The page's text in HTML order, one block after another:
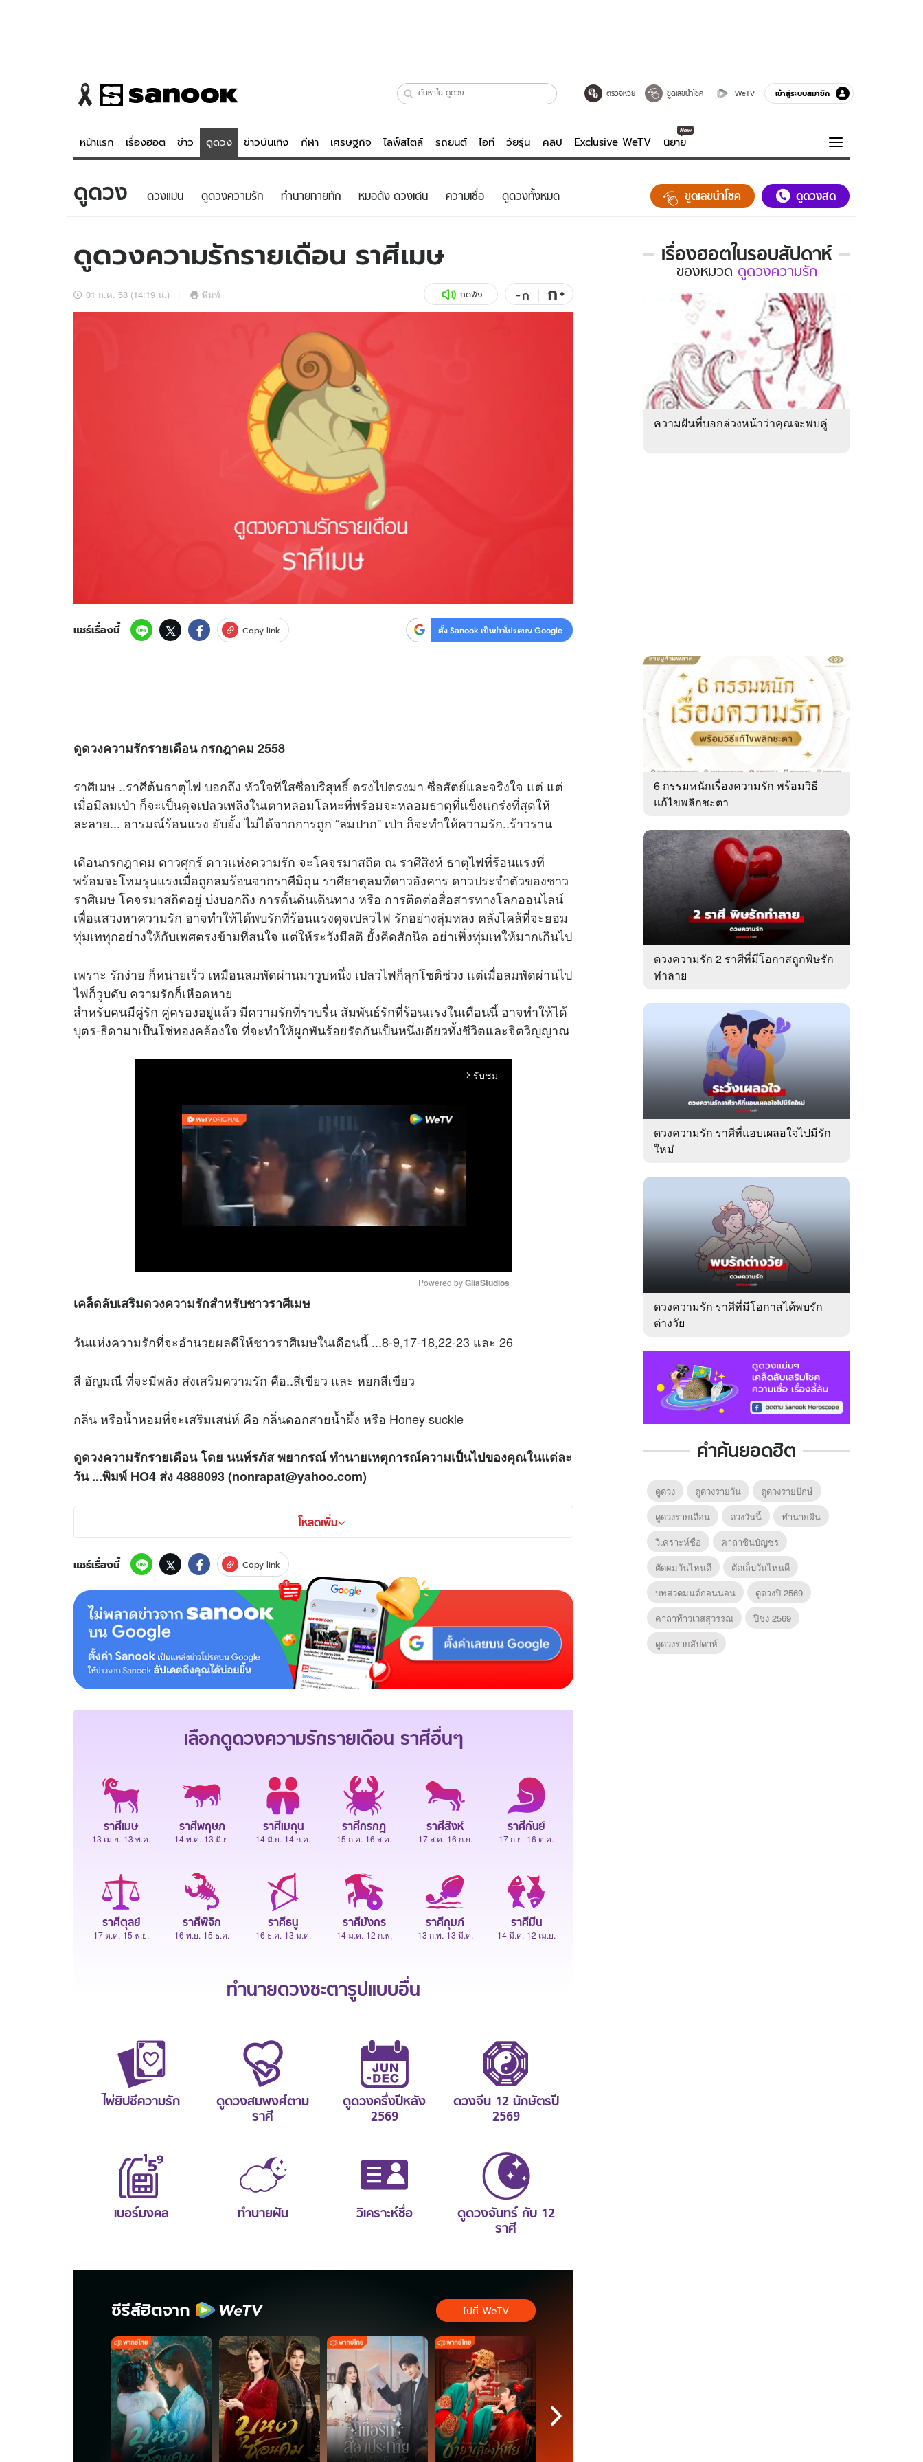
ตรวจหวย ขูดเลขนำโชค WeTV เข้าสู่ระบบสมาชิก
หน้าแรก เรื่องฮอต ข่าว ดูดวง ข่าวบันเทิง กีฬา เศรษฐกิจ ไลฟ์สไตล์ รถยนต์ ไอที วัยรุ่น คลิป Exclusive WeTV นิยาย
ข่าว
ข่าวบันเทิง
ดูดวง - ตรวจหวย
สถิติหวยไทย
ไลฟ์สไตล์
วัยรุ่น
รถยนต์
คลิป
พอดแคสต์
ความรู้รอบตัว
ฮาวทู
ติดตามสนุกโซเชียลได้ที่
ดูดวง ดวงแม่น ดูดวงความรัก ทํานายทายทัก หมอดัง ดวงเด่น ความเชื่อ ดูดวงทั้งหมด ขูดเลขนำโชค ดูดวงสด
ดูดวงความรักรายเดือน ราศีเมษ
01 ก.ค. 58 (14:19 น.) พิมพ์ กดฟัง -ก ก+
แชร์เรื่องนี้ Copy link ตั้ง Sanook เป็นข่าวโปรดบน Google
ดูดวงความรักรายเดือน กรกฎาคม 2558
ราศีเมษ ..ราศีต้นธาตุไฟ บอกถึง หัวใจที่ใสซื่อบริสุทธิ์ ตรงไปตรงมา ซื่อสัตย์และจริงใจ แต่ แต่
เมื่อมีลมเป่า ก็จะเป็นดุจเปลวเพลิงในเตาหลอมโลหะที่พร้อมจะหลอมธาตุที่แข็งแกร่งที่สุดให้
ละลาย... อารมณ์ร้อนแรง ยับยั้ง ไม่ได้จากการถูก “ลมปาก” เป่า ก็จะทำให้ความรัก..ร้าวราน
เดือนกรกฎาคม ดาวศุกร์ ดาวแห่งความรัก จะโคจรมาสถิต ณ ราศีสิงห์ ธาตุไฟที่ร้อนแรงที่
พร้อมจะโหมรุนแรงเมื่อถูกลมร้อนจากราศีมิถุน ราศีธาตุลมที่ดาวอังคาร ดาวประจำตัวของชาว
ราศีเมษ โคจรมาสถิตอยู่ บ่งบอกถึง การดั้นด้นเดินทาง หรือ การติดต่อสื่อสารทางโลกออนไลน์
เพื่อแสวงหาความรัก อาจทำให้ได้พบรักที่ร้อนแรงดุจเปลวไฟ รักอย่างลุ่มหลง คลั่งไคล้ที่จะยอม
ทุ่มเททุกอย่างให้กับเพศตรงข้ามที่สนใจ แต่ให้ระวังมีสติ ยั้งคิดสักนิด อย่าเพิ่งทุ่มเทให้มากเกินไป
เพราะ รักง่าย ก็หน่ายเร็ว เหมือนลมพัดผ่านมาวูบหนึ่ง เปลวไฟก็ลุกโชติช่วง แต่เมื่อลมพัดผ่านไป
ไฟก็วูบดับ ความรักก็เหือดหาย
สำหรับคนมีคู่รัก คู่ครองอยู่แล้ว มีความรักที่ราบรื่น สัมพันธ์รักที่ร้อนแรงในเดือนนี้ อาจทำให้ได้
บุตร-ธิดามาเป็นโซ่ทองคล้องใจ ที่จะทำให้ผูกพันร้อยรัดกันเป็นหนึ่งเดียวทั้งชีวิตและจิตวิญญาณ
arrow_forward_ios รับชม
u
Powered by GliaStudios
เคล็ดลับเสริมดวงความรักสำหรับชาวราศีเมษ
วันแห่งความรักที่จะอำนวยผลดีให้ชาวราศีเมษในเดือนนี้ ...8-9,17-18,22-23 และ 26
สี อัญมณี ที่จะมีพลัง ส่งเสริมความรัก คือ..สีเขียว และ หยกสีเขียว
กลิ่น หรือน้ำหอมที่จะเสริมเสน่ห์ คือ กลิ่นดอกสายน้ำผึ้ง หรือ Honey suckle
ดูดวงความรักรายเดือน โดย นนท์รภัส พยากรณ์ ทำนายเหตุการณ์ความเป็นไปของคุณในแต่ละ
วัน ...พิมพ์ HO4 ส่ง 4888093(nonrapat@yahoo.com)
โหลดเพิ่ม
แชร์เรื่องนี้ Copy link
เลือกดูดวงความรักรายเดือน ราศีอื่นๆ
ราศีเมษ
13 เม.ย.-13 พ.ค.
ราศีพฤษภ
14 พ.ค.-13 มิ.ย.
ราศีเมถุน
14 มิ.ย.-14 ก.ค.
ราศีกรกฎ
15 ก.ค.-16 ส.ค.
ราศีสิงห์
17 ส.ค.-16 ก.ย.
ราศีกันย์
17 ก.ย.-16 ต.ค.
ราศีตุลย์
17 ต.ค.-15 พ.ย.
ราศีพิจิก
16 พ.ย.-15 ธ.ค.
ราศีธนู
16 ธ.ค.-13 ม.ค.
ราศีมังกร
14 ม.ค.-12 ก.พ.
ราศีกุมภ์
13 ก.พ.-13 มี.ค.
ราศีมีน
14 มี.ค.-12 เม.ย.
ทำนายดวงชะตารูปแบบอื่น
ไพ่ยิปซีความรัก
ดูดวงสมพงศ์ตาม
ราศี
ดูดวงครึ่งปีหลัง
2569
ดวงจีน 12 นักษัตรปี
2569
เบอร์มงคล ทำนายฝัน วิเคราะห์ชื่อ
ดูดวงจันทร์ กับ 12
ราศี
ซีรีส์ฮิตจาก ไปที่ WeTV
เรื่องฮอตในรอบสัปดาห์
เรื่อง
ความ
รัก
ของหมวด ดูดวงความรัก
ความฝันที่บอกล่วงหน้าว่าคุณจะพบคู่
6 กรรมหนักเรื่องความรัก พร้อมวิธี
แก้ไขพลิกชะตา
ดวงความรัก 2 ราศีที่มีโอกาสถูกพิษรัก
ทำลาย
ดวงความรัก ราศีที่แอบเผลอใจไปมีรัก
ใหม่
ดวงความรัก ราศีที่มีโอกาสได้พบรัก
ต่างวัย
คำค้นยอดฮิต
ดูดวง ดูดวงรายวัน
ดูดวงรายปักษ์
ดูดวงรายเดือน
ดวงวันนี้
ทํานายฝัน
วิเคราะห์ชื่อ
คาถาชินบัญชร
ตัดผมวันไหนดี
ตัดเล็บวันไหนดี
บทสวดมนต์ก่อนนอน
ดูดวงปี 2569
คาถาท้าวเวสสุวรรณ
ปีชง 2569
ดูดวงรายสัปดาห์